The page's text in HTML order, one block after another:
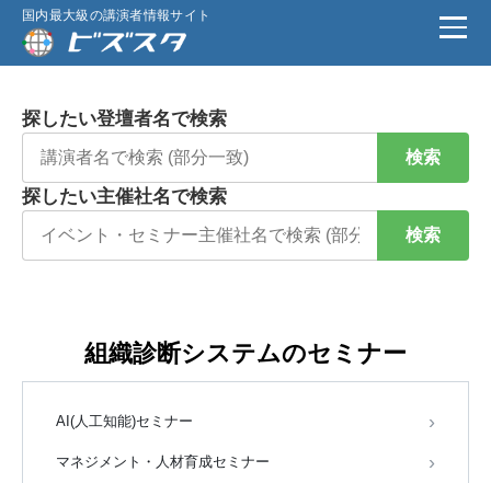
国内最大級の講演者情報サイト
探したい登壇者名で検索
検索
探したい主催社名で検索
検索
組織診断システムのセミナー
AI(人工知能)セミナー
マネジメント・人材育成セミナー